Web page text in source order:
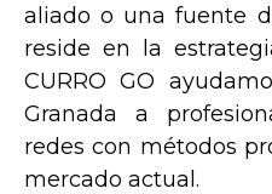
aliado o una fuente
reside en la
CURRO GO
Granada a
redes con métodos
mercado actual.